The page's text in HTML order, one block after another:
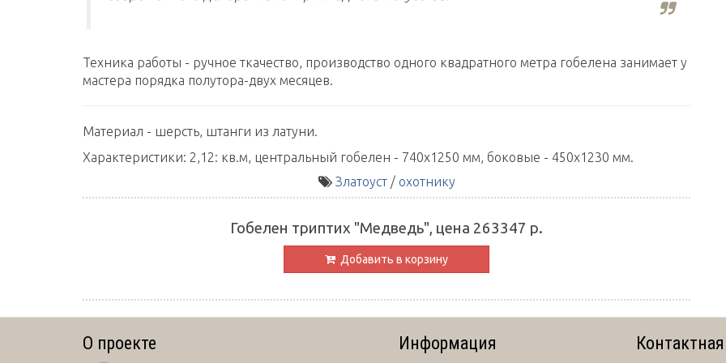
Техника работы - ручное ткачество, производство одного квадратного метра гобелена занимает у
мастера порядка полутора-двух месяцев.
Материал - шерсть, штанги из латуни.
Характеристики: 2,12: кв.м, центральный гобелен - 740х1250 мм, боковые - 450х1230 мм.
Златоуст/ охотнику
Гобелен триптих "Медведь", цена 263347 р.
Добавить в корзину
О проекте Информация